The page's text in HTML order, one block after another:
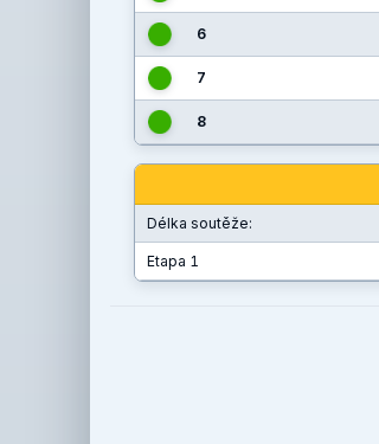
6
7
8
Délka soutěže:
Etapa 1